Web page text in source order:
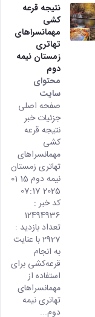
نتیجه قرعه
کشی
مهمانسراهای
تهاتری
زمستان نیمه
دوم
محتوای
سایت
صفحه اصلی
جزئیات خبر
نتیجه قرعه
کشی
مهمانسراهای
تهاتری زمستان
نیمه دوم 15 01
2025 07:17
کد خبر :
12494936
تعداد بازدید :
2927 با عنایت
به انجام
قرعه‌کشی برای
استفاده از
مهمانسراهای
تهاتری نیمه
دوم...